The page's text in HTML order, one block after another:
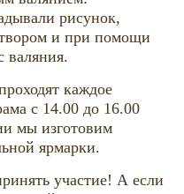
рисунок,
и при помощи
валяния.
каждое
с 14.00 до 16.00
мы изготовим
ярмарки.
участие! А если